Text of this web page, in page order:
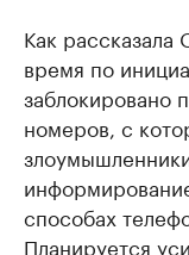
Как рассказала
время по
заблокировано
номеров, с
способах
Планируется